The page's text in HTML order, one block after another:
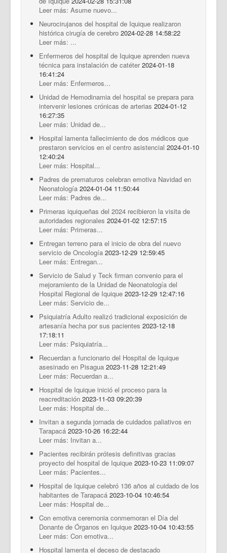
Leer más: Asume nuevo...
Neurocirujanos del hospital de Iquique realizaron
histórica cirugía de cerebro 2024-02-28 14:58:22
Leer más: ...
Enfermeros del hospital de Iquique aprenden nueva
técnica para instalación de catéter 2024-01-18
16:41:24
Leer más: Enfermeros...
Unidad de Hemodinamia del hospital se prepara para
intervenir lesiones crónicas de arterias 2024-01-12
16:27:35
Leer más: Unidad de...
Hospital lamenta fallecimiento de dos médicos que
prestaron servicios en el centro asistencial 2024-01-10
12:40:24
Leer más: Hospital...
Padres de prematuros celebran emotiva Navidad en
Neonatología 2024-01-04 11:50:44
Leer más: Padres de...
Primeras iquiqueñas del 2024 recibieron la visita de
autoridades regionales 2024-01-02 12:57:15
Leer más: Primeras...
Entregan terreno para el inicio de obra del nuevo
servicio de Oncología 2023-12-29 12:59:45
Leer más: Entregan...
Servicio de Salud y Teck firman convenio para el
mejoramiento de la Unidad de Neonatología del
Hospital Regional de Iquique 2023-12-29 12:47:16
Leer más: Servicio de...
Psiquiatría Adulto realizó tradicional exposición de
artesanía hecha por sus pacientes 2023-12-18
17:18:11
Leer más: Psiquiatría...
Recuerdan a funcionario del Hospital de Iquique
asesinado en Pisagua 2023-11-28 12:21:49
Leer más: Recuerdan a...
Hospital de Iquique inició el proceso para la
reacreditación 2023-11-03 09:20:39
Leer más: Hospital de...
Invitan a segunda jornada de cuidados paliativos en
Tarapacá 2023-10-26 16:22:44
Leer más: Invitan a...
Pacientes recibirán prótesis definitivas gracias
proyecto del hospital de Iquique 2023-10-23 11:09:07
Leer más: Pacientes...
Hospital de Iquique celebró 136 años al cuidado de los
habitantes de Tarapacá 2023-10-04 10:46:54
Leer más: Hospital de...
Con emotiva ceremonia conmemoran el Día del
Donante de Órganos en Iquique 2023-10-04 10:43:55
Leer más: Con emotiva...
Hospital lamenta el deceso de destacado